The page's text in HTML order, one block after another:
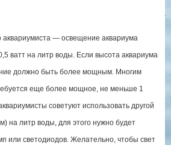
аквариумиста — освещение аквариума
ватт на литр воды. Если высота аквариума
должно быть более мощным. Многим
еще более мощное, не меньше 1
советуют использовать другой
на литр воды, для этого нужно будет
или светодиодов. Желательно, чтобы свет